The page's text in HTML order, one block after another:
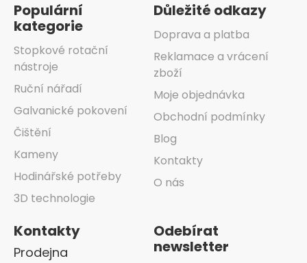
Populární
kategorie
Stopkové rotační
nástroje
Ruční nářadí
Galvanické pokovení
Čištění
Kameny
Hodinářské potřeby
3D technologie
Důležité odkazy
Doprava a platba
Reklamace a vrácení
zboží
Moje objednávka
Obchodní podmínky
Blog
Kontakty
O nás
Kontakty
Prodejna
Odebírat
newsletter